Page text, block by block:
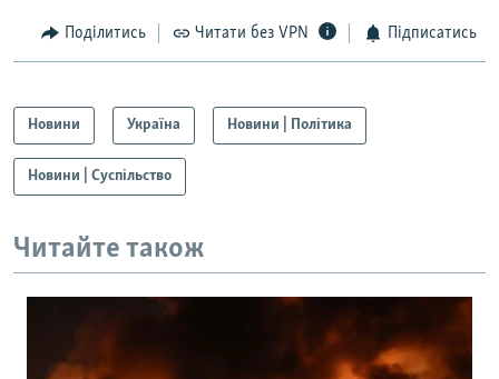
Поділитись Читати без VPN Підписатись
Новини Україна Новини | Політика
Новини | Суспільство
Читайте також